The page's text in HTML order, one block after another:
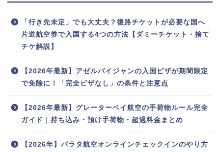
「行き先未定」でも大丈夫？復路チケットが必要な国へ
片道航空券で入国する4つの方法【ダミーチケット・捨て
チケ解説】
【2026年最新】アゼルバイジャンの入国ビザが期間限定
で免除に！「完全ビザなし」の条件と注意点
【2026年最新】グレーターベイ航空の手荷物ルール完全
ガイド｜持ち込み・預け手荷物・超過料金まとめ
【2026年】パラタ航空オンラインチェックインのやり方